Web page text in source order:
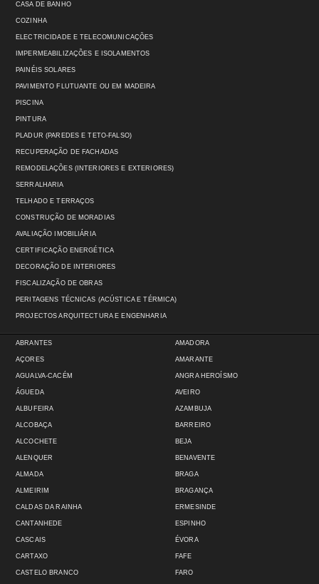
CASA DE BANHO
COZINHA
ELECTRICIDADE E TELECOMUNICAÇÕES
IMPERMEABILIZAÇÕES E ISOLAMENTOS
PAINÉIS SOLARES
PAVIMENTO FLUTUANTE OU EM MADEIRA
PISCINA
PINTURA
PLADUR (PAREDES E TETO-FALSO)
RECUPERAÇÃO DE FACHADAS
REMODELAÇÕES (INTERIORES E EXTERIORES)
SERRALHARIA
TELHADO E TERRAÇOS
CONSTRUÇÃO DE MORADIAS
AVALIAÇÃO IMOBILIÁRIA
CERTIFICAÇÃO ENERGÉTICA
DECORAÇÃO DE INTERIORES
FISCALIZAÇÃO DE OBRAS
PERITAGENS TÉCNICAS (ACÚSTICA E TÉRMICA)
PROJECTOS ARQUITECTURA E ENGENHARIA
ABRANTES
AÇORES
AGUALVA-CACÉM
ÁGUEDA
ALBUFEIRA
ALCOBAÇA
ALCOCHETE
ALENQUER
ALMADA
ALMEIRIM
AMADORA
AMARANTE
ANGRA HEROÍSMO
AVEIRO
AZAMBUJA
BARREIRO
BEJA
BENAVENTE
BRAGA
BRAGANÇA
CALDAS DA RAINHA
CANTANHEDE
CASCAIS
CARTAXO
CASTELO BRANCO
ERMESINDE
ESPINHO
ÉVORA
FAFE
FARO